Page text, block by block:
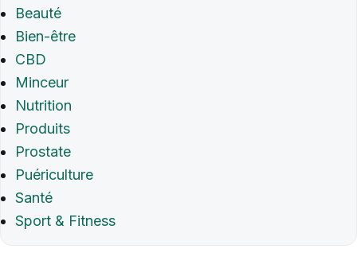
Beauté
Bien-être
CBD
Minceur
Nutrition
Produits
Prostate
Puériculture
Santé
Sport & Fitness